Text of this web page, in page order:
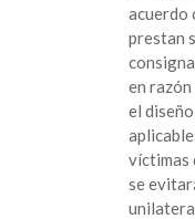
acuerdo
prestan
en
el
víctimas
se